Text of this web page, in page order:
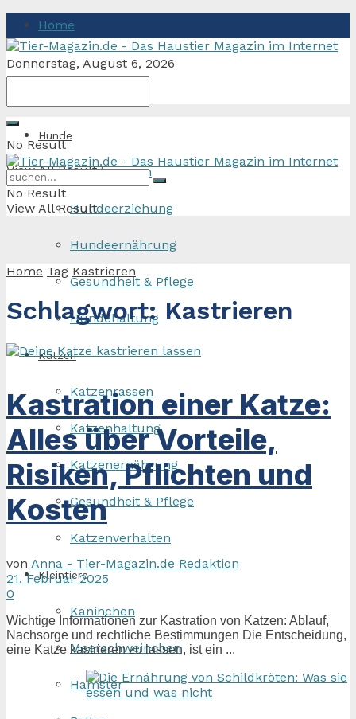
Home
Donnerstag, August 6, 2026
No Result
View All Result
Hunde
Hunderassen
Hundeerziehung
Hundeernährung
Gesundheit & Pflege
Hundehaltung
Katzen
Katzenrassen
Katzenhaltung
Katzenernährung
Gesundheit & Pflege
Katzenverhalten
Kleintiere
Kaninchen
Meerschweinchen
Hamster
No Result
View All Result
Home Tag Kastrieren
Schlagwort: Kastrieren
Kastration einer Katze:
Alles über Vorteile,
Risiken, Pflichten und
Kosten
von Anna - Tier-Magazin.de Redaktion
21. Februar 2025
0
Wichtige Informationen zur Kastration von Katzen: Ablauf,
Nachsorge und rechtliche Bestimmungen Die Entscheidung,
eine Katze kastrieren zu lassen, ist ein ...